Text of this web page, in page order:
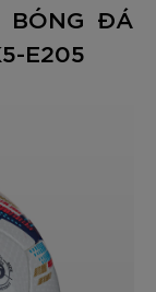
BÓNG ĐÁ
E205